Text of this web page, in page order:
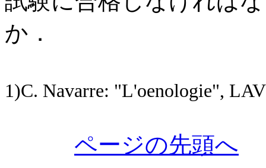
か．
1)C. Navarre: "L'oenologie",
ページの先頭へ